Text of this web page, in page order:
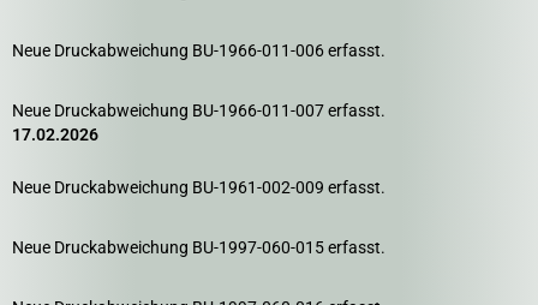
Neue Druckabweichung BU-1966-011-006 erfasst.
Neue Druckabweichung BU-1966-011-007 erfasst.
17.02.2026
Neue Druckabweichung BU-1961-002-009 erfasst.
Neue Druckabweichung BU-1997-060-015 erfasst.